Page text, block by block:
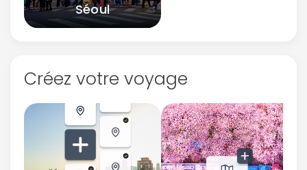
Séoul
Créez votre voyage